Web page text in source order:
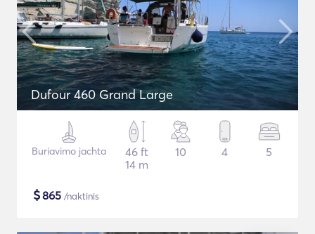
Dufour 460 Grand Large
Buriavimo jachta
46 ft
14 m
10 4 5
$865 /naktinis